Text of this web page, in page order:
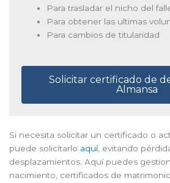
Para trasladar el nicho del
Para obtener las ultimas
Para cambios de titularidad
Solicitar certificado de
Almansa
Si necesita solicitar un certificado o
puede solicitarlo aquí, evitando
desplazamientos. Aquí puedes
nacimiento, certificados de